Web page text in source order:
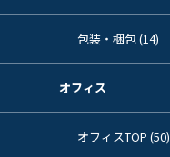
包装・梱包 (14)
オフィス
オフィスTOP (50)